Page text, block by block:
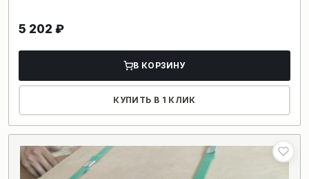
5 202 ₽
В КОРЗИНУ
КУПИТЬ В 1 КЛИК